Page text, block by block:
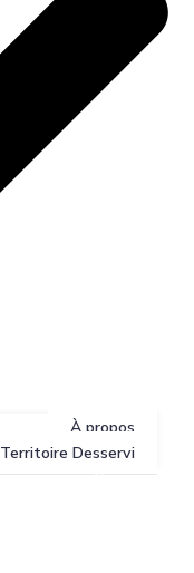
À propos
Territoire Desservi
Services